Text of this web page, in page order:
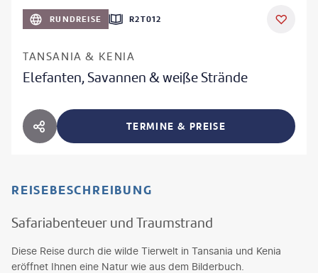
RUNDREISE R2T012
TANSANIA & KENIA
Elefanten, Savannen & weiße Strände
HOTEL TEILEN TERMINE & PREISE
REISEBESCHREIBUNG
Safariabenteuer und Traumstrand
Diese Reise durch die wilde Tierwelt in Tansania und Kenia
eröffnet Ihnen eine Natur wie aus dem Bilderbuch.